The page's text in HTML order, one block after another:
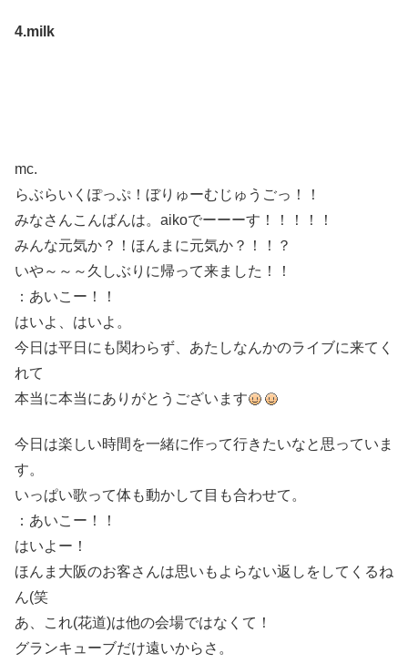
4.milk
mc.
らぶらいくぽっぷ！ぼりゅーむじゅうごっ！！
みなさんこんばんは。aikoでーーーす！！！！！
みんな元気か？！ほんまに元気か？！！？
いや～～～久しぶりに帰って来ました！！
：あいこー！！
はいよ、はいよ。
今日は平日にも関わらず、あたしなんかのライブに来てく
れて
本当に本当にありがとうございます
今日は楽しい時間を一緒に作って行きたいなと思っていま
す。
いっぱい歌って体も動かして目も合わせて。
：あいこー！！
はいよー！
ほんま大阪のお客さんは思いもよらない返しをしてくるね
ん(笑
あ、これ(花道)は他の会場ではなくて！
グランキューブだけ遠いからさ。